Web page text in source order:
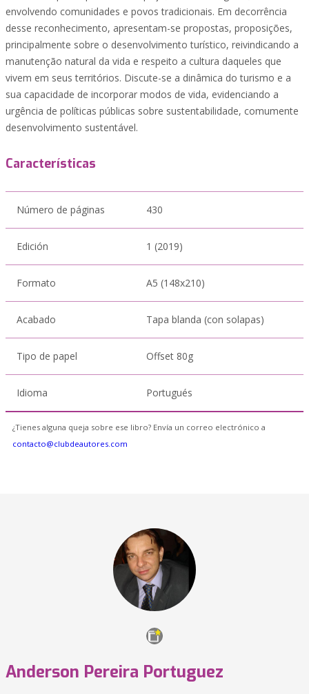
envolvendo comunidades e povos tradicionais. Em decorrência
desse reconhecimento, apresentam-se propostas, proposições,
principalmente sobre o desenvolvimento turístico, reivindicando a
manutenção natural da vida e respeito a cultura daqueles que
vivem em seus territórios. Discute-se a dinâmica do turismo e a
sua capacidade de incorporar modos de vida, evidenciando a
urgência de políticas públicas sobre sustentabilidade, comumente
desenvolvimento sustentável.
Características
Número de páginas 430
Edición 1 (2019)
Formato A5 (148x210)
Acabado Tapa blanda (con solapas)
Tipo de papel Offset 80g
Idioma Portugués
¿Tienes alguna queja sobre ese libro? Envía un correo electrónico a
contacto@clubdeautores.com
Anderson Pereira Portuguez